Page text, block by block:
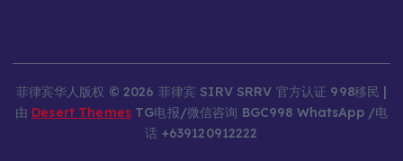
菲律宾华人版权 © 2026 菲律宾 SIRV SRRV 官方认证 998移民 |
由 Desert Themes TG电报/微信咨询 BGC998 WhatsApp /电
话 +639120912222